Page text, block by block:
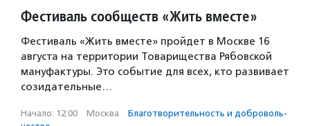
Фестиваль сообществ «Жить вместе»
Фестиваль «Жить вместе» пройдет в Москве 16
августа на территории Товарищества Рябовской
мануфактуры. Это событие для всех, кто развивает
созидательные…
Начало: 12:00 · Москва · Благотвори­тель­ность и доброволь­